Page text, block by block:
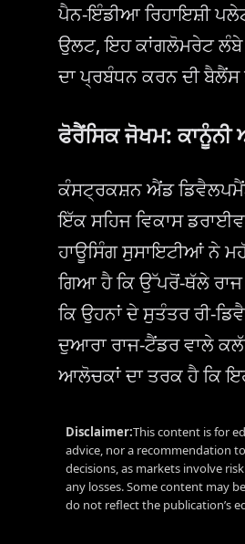
ਪੈਨ-ਇੰਡੀਆ ਰਿਹਾਇਸ਼ੀ
ਉਲਟ, ਇਹ ਕਾਂਗਲੋਮਰੇਟ ਲੰਬੇ
ਦਾ ਪ੍ਰਬੰਧਨ ਕਰਨ ਦੀ
ਫੋਰੈਂਸਿਕ ਜੋਖਮ: ਕਾਨੂੰਨੀ
ਕੰਸਟ੍ਰਕਸ਼ਨ ਐਂਡ
ਇੱਕ ਸਹਿਜ ਵਿਕਾਸ
ਹਾਊਸਿੰਗ ਸੁਸਾਇਟੀਆਂ ਨੇ
ਗਿਆ ਹੈ ਕਿ ਉੱਪਰੋਂ-ਥੱਲੇ
ਕਿ ਉਹਨਾਂ ਦੇ ਸੁਤੰਤਰ ਰੀ-
ਦੁਆਰਾ ਰਾਜ-ਟੈਂਡਰ ਵਾਲੇ
ਆਲੋਚਕਾਂ ਦਾ ਤਰਕ ਹੈ ਕਿ
Disclaimer:This content is for
advice, nor a recommendation
decisions, as markets involve
any losses. Some content may
do not reflect the publication’s